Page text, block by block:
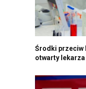
Środki przeciw
otwarty